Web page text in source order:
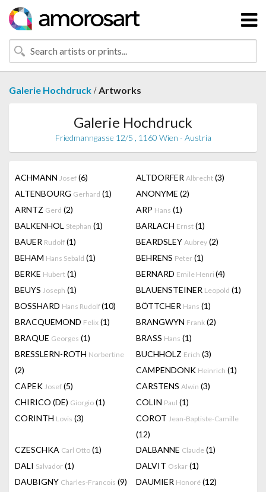
Galerie Hochdruck /Artworks
Galerie Hochdruck
Friedmanngasse 12/5 , 1160 Wien - Austria
ACHMANN Josef (6) ALTDORFER Albrecht (3)
ALTENBOURG Gerhard (1) ANONYME (2)
ARNTZ Gerd (2) ARP Hans (1)
BALKENHOL Stephan (1) BARLACH Ernst (1)
BAUER Rudolf (1) BEARDSLEY Aubrey (2)
BEHAM Hans Sebald (1) BEHRENS Peter (1)
BERKE Hubert (1) BERNARD Emile Henri (4)
BEUYS Joseph (1) BLAUENSTEINER Leopold (1)
BOSSHARD Hans Rudolf(10) BÖTTCHER Hans (1)
BRACQUEMOND Felix (1) BRANGWYN Frank (2)
BRAQUE Georges (1) BRASS Hans (1)
BRESSLERN-ROTH Norbertine
(2)
BUCHHOLZ Erich (3)
CAMPENDONK Heinrich (1)
CAPEK Josef (5) CARSTENS Alwin (3)
CHIRICO (DE) Giorgio (1) COLIN Paul (1)
CORINTH Lovis (3) COROT Jean-Baptiste-Camille
(12)
CZESCHKA Carl Otto (1) DALBANNE Claude (1)
DALI Salvador (1) DALVIT Oskar (1)
DAUBIGNY Charles-Francois (9) DAUMIER Honoré (12)